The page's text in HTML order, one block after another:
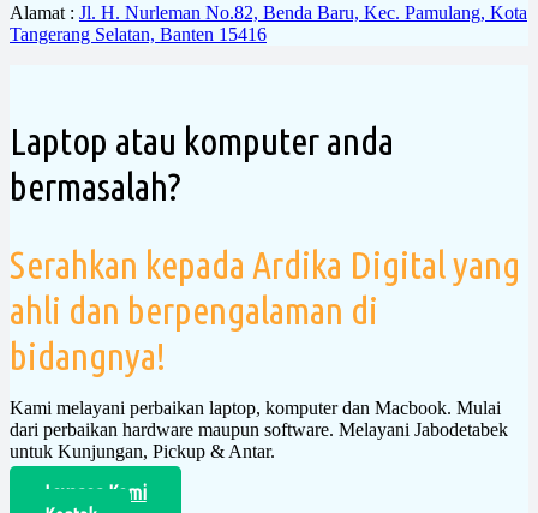
Alamat : Jl. H. Nurleman No.82, Benda Baru, Kec. Pamulang, Kota
Tangerang Selatan, Banten 15416
Laptop atau komputer anda
bermasalah?
Serahkan kepada Ardika Digital yang
ahli dan berpengalaman di
bidangnya!
Kami melayani perbaikan laptop, komputer dan Macbook. Mulai
dari perbaikan hardware maupun software. Melayani Jabodetabek
untuk Kunjungan, Pickup & Antar.
Layanan Kami